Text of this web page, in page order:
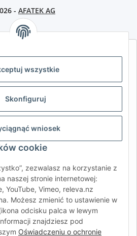
wszystkie
Skonfiguruj
wniosek
cookie
zezwalasz na korzystanie z
naszej stronie internetowej:
YouTube, Vimeo, releva.nz
Możesz zmienić to ustawienie w
odcisku palca w lewym
znajdziesz pod
Oświadczeniu o ochronie
- AFATEK AG
– WYBIERZ REGION I JĘZYK | SELECT
CH (DE) CH (FR)
BE (NL) BE (FR)
RO HR
| Twój partner w zakresie części
i pojazdów samochodowych